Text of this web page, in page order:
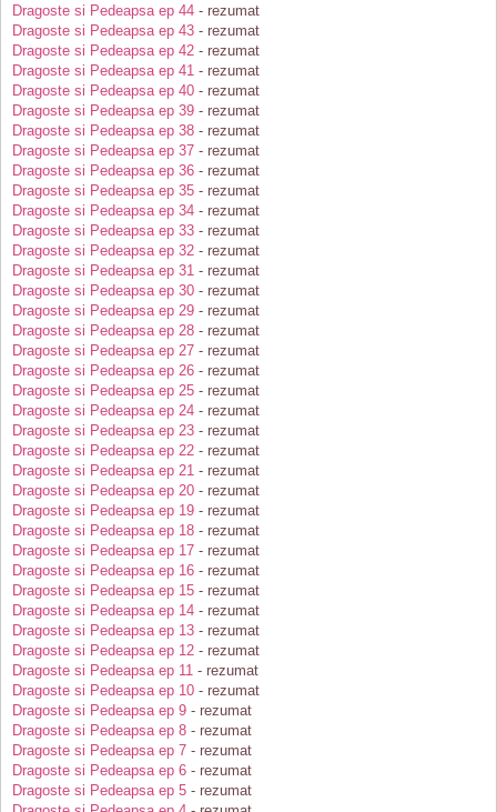
Dragoste si Pedeapsa ep 44 - rezumat
Dragoste si Pedeapsa ep 43 - rezumat
Dragoste si Pedeapsa ep 42 - rezumat
Dragoste si Pedeapsa ep 41 - rezumat
Dragoste si Pedeapsa ep 40 - rezumat
Dragoste si Pedeapsa ep 39 - rezumat
Dragoste si Pedeapsa ep 38 - rezumat
Dragoste si Pedeapsa ep 37 - rezumat
Dragoste si Pedeapsa ep 36 - rezumat
Dragoste si Pedeapsa ep 35 - rezumat
Dragoste si Pedeapsa ep 34 - rezumat
Dragoste si Pedeapsa ep 33 - rezumat
Dragoste si Pedeapsa ep 32 - rezumat
Dragoste si Pedeapsa ep 31 - rezumat
Dragoste si Pedeapsa ep 30 - rezumat
Dragoste si Pedeapsa ep 29 - rezumat
Dragoste si Pedeapsa ep 28 - rezumat
Dragoste si Pedeapsa ep 27 - rezumat
Dragoste si Pedeapsa ep 26 - rezumat
Dragoste si Pedeapsa ep 25 - rezumat
Dragoste si Pedeapsa ep 24 - rezumat
Dragoste si Pedeapsa ep 23 - rezumat
Dragoste si Pedeapsa ep 22 - rezumat
Dragoste si Pedeapsa ep 21 - rezumat
Dragoste si Pedeapsa ep 20 - rezumat
Dragoste si Pedeapsa ep 19 - rezumat
Dragoste si Pedeapsa ep 18 - rezumat
Dragoste si Pedeapsa ep 17 - rezumat
Dragoste si Pedeapsa ep 16 - rezumat
Dragoste si Pedeapsa ep 15 - rezumat
Dragoste si Pedeapsa ep 14 - rezumat
Dragoste si Pedeapsa ep 13 - rezumat
Dragoste si Pedeapsa ep 12 - rezumat
Dragoste si Pedeapsa ep 11 - rezumat
Dragoste si Pedeapsa ep 10 - rezumat
Dragoste si Pedeapsa ep 9 - rezumat
Dragoste si Pedeapsa ep 8 - rezumat
Dragoste si Pedeapsa ep 7 - rezumat
Dragoste si Pedeapsa ep 6 - rezumat
Dragoste si Pedeapsa ep 5 - rezumat